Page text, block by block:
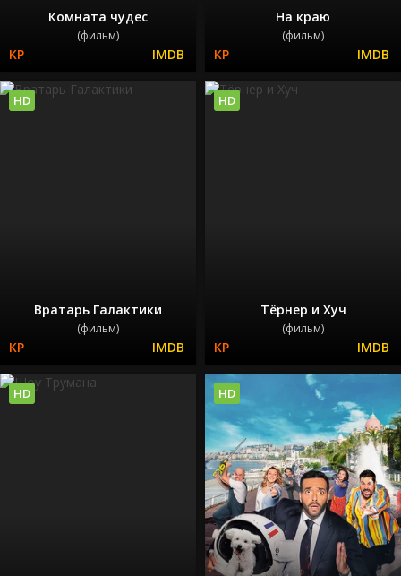
Комната чудес
(фильм)
На краю
(фильм)
Вратарь Галактики
(фильм)
HD
Тёрнер и Хуч
(фильм)
HD
HD HD